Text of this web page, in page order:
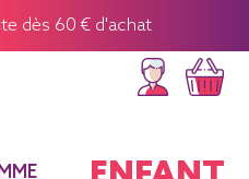
dès 60 € d'achat